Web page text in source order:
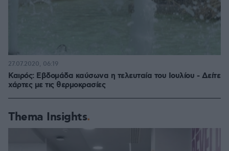
Καιρός: Εβδομάδα καύσωνα η τελευταία του Ιουλίου - Δείτε
χάρτες με τις θερμοκρασίες
27.07.2020, 06:19
Thema Insights